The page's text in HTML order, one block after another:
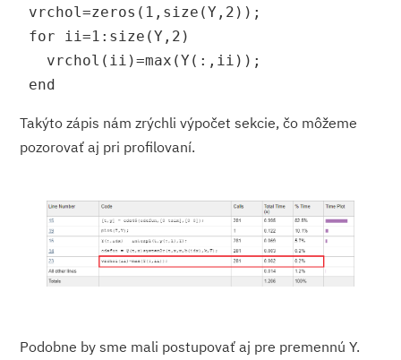
vrchol=zeros(1,size(Y,2));
for ii=1:size(Y,2)
vrchol(ii)=max(Y(:,ii));
end
Takýto zápis nám zrýchli výpočet sekcie, čo môžeme
pozorovať aj pri profilovaní.
Podobne by sme mali postupovať aj pre premennú Y.